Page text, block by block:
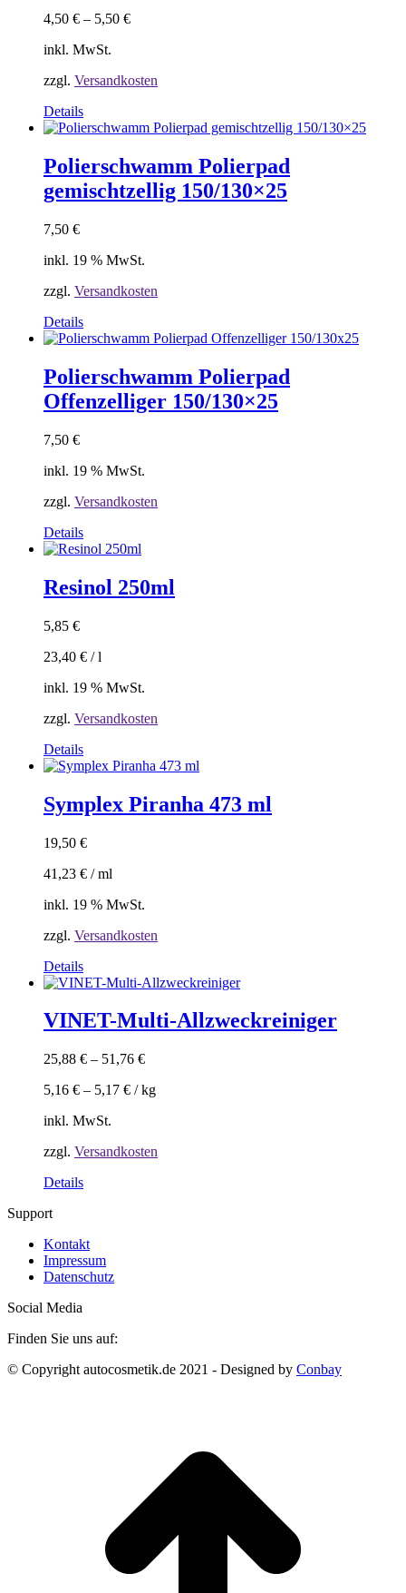
Die
können
auf
der
gewählt
werden
4,50 € – 5,50 €
inkl. MwSt.
zzgl. Versandkosten
DetailsDieses
Produkt
mehrere
Varianten
auf.
auf
Produktseite
werden
Polierschwamm Polierpad
gemischtzellig 150/130×25
7,50 €
inkl. 19 % MwSt.
zzgl. Versandkosten
Details
Polierschwamm Polierpad
Offenzelliger 150/130×25
7,50 €
inkl. 19 % MwSt.
zzgl. Versandkosten
Details
Resinol 250ml
5,85 €
23,40 € /l
inkl. 19 % MwSt.
zzgl. Versandkosten
Details
Symplex Piranha 473 ml
19,50 €
41,23 € /ml
inkl. 19 % MwSt.
zzgl. Versandkosten
Details
VINET-Multi-Allzweckreiniger
25,88 € – 51,76 €
5,16 € – 5,17 € /kg
inkl. MwSt.
zzgl. Versandkosten
DetailsDieses
Varianten
auf.
Die
der
Produktseite
gewählt
Support
Kontakt
Impressum
Datenschutz
Social Media
Finden Sie uns auf:
Facebook
Instagram
© Copyright autocosmetik.de 2021 - Designed by Conbay